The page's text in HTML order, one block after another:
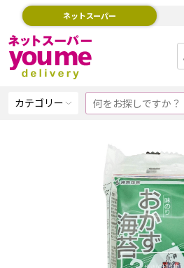
ネットスーパー
カテゴリー